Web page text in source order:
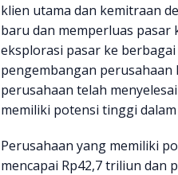
klien utama dan kemitraan
baru dan memperluas pasar
eksplorasi pasar ke
pengembangan perusahaan
perusahaan telah
memiliki potensi tinggi
Perusahaan yang memiliki
mencapai Rp42,7 triliun dan